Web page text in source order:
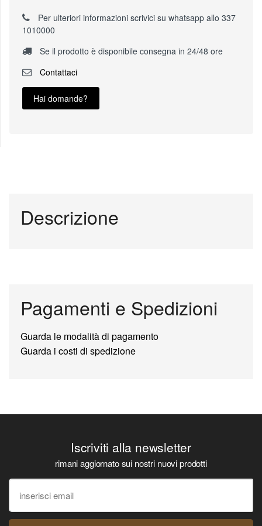
Per ulteriori informazioni scrivici su whatsapp allo 337
1010000
Se il prodotto è disponibile consegna in 24/48 ore
Contattaci
Hai domande?
Descrizione
Pagamenti e Spedizioni
Guarda le modalità di pagamento
Guarda i costi di spedizione
Iscriviti alla newsletter
rimani aggiornato sui nostri nuovi prodotti